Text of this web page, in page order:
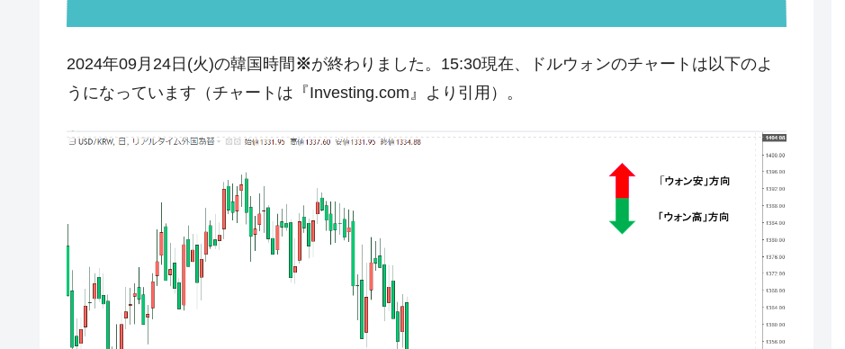
『Money1』 韓国は「中国と同じく」投資に不適格な国だ。
『Money1』 『韓国銀行』が「金の保有量を増やします」⇒「金を経由するドル入手」手段ではないのか？
韓国大統領府ボンクラ政策室長が告発された ⇒ 国家が行った恐るべき株価操作であり、空前の国政
韓国･警察職員が「丸刈りになって抗議活動」
『Money1』 中国だけが鉄鋼輸出を異常増加させる ⇒ 中国の過剰生産が世界を蝕む。
『Money1』 韓国製造業「半導体絶好調」のウラで他業種は全般的「不調」⇒ PSIが示す現況は決して良くない。
『Money1』 【米韓激突案件】韓国消費者院が『クーパン』1人当たり賠償10万ウォンを認定 ⇒ 総額3兆7,000億
2024年09月24日(火)の韓国時間 ※が終わりました。15:30現在、ドルウォンのチャートは以下のよ
うになっています（チャートは『Investing.com』より引用）。